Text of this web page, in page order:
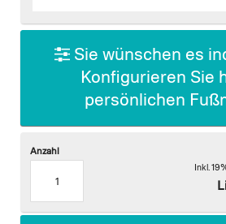
gallery
Sie wünschen es
Konfigurieren Sie
persönlichen
Inkl.
Anzahl